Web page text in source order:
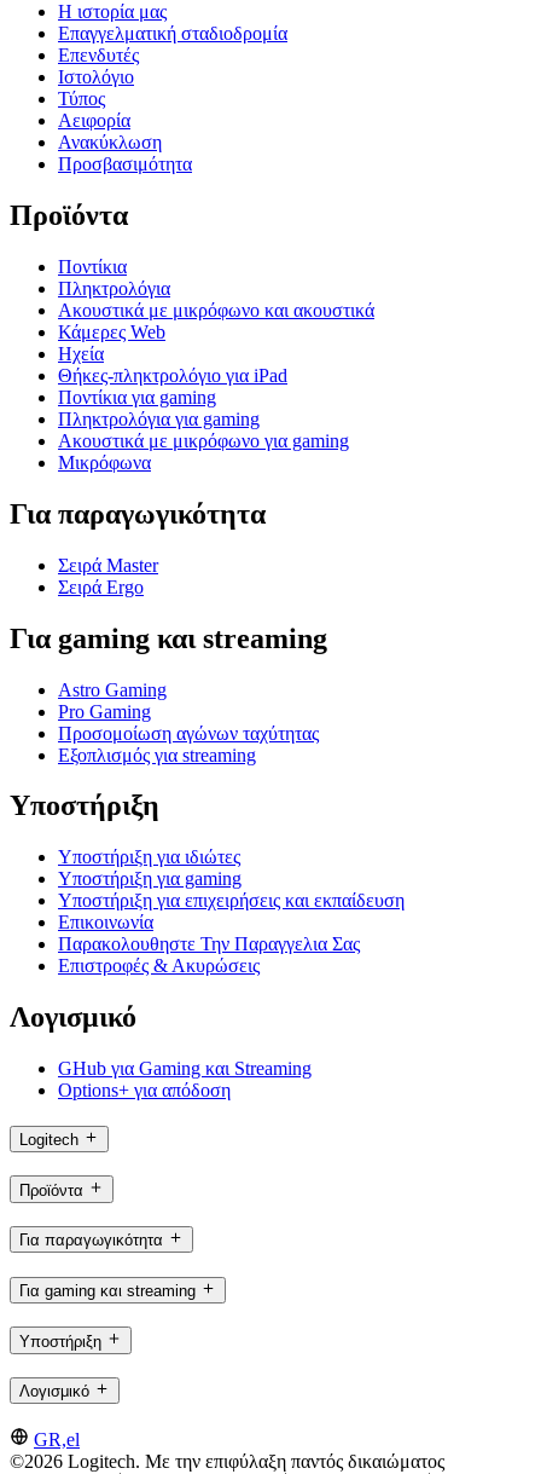
Η ιστορία μας
Επαγγελματική σταδιοδρομία
Επενδυτές
Ιστολόγιο
Τύπος
Αειφορία
Ανακύκλωση
Προσβασιμότητα
Προϊόντα
Ποντίκια
Πληκτρολόγια
Ακουστικά με μικρόφωνο και ακουστικά
Κάμερες Web
Ηχεία
Θήκες-πληκτρολόγιο για iPad
Ποντίκια για gaming
Πληκτρολόγια για gaming
Ακουστικά με μικρόφωνο για gaming
Μικρόφωνα
Για παραγωγικότητα
Σειρά Master
Σειρά Ergo
Για gaming και streaming
Astro Gaming
Pro Gaming
Προσομοίωση αγώνων ταχύτητας
Εξοπλισμός για streaming
Υποστήριξη
Υποστήριξη για ιδιώτες
Υποστήριξη για gaming
Υποστήριξη για επιχειρήσεις και εκπαίδευση
Επικοινωνία
Παρακολουθηστε Την Παραγγελια Σας
Επιστροφές & Ακυρώσεις
Λογισμικό
GHub για Gaming και Streaming
Options+ για απόδοση
Logitech
Προϊόντα
Για παραγωγικότητα
Για gaming και streaming
Υποστήριξη
Λογισμικό
GR,el
©2026 Logitech. Με την επιφύλαξη παντός δικαιώματος